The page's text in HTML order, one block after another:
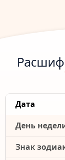
Дата
День
Знак